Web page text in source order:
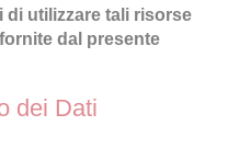
di utilizzare tali risorse
dal presente
dei Dati